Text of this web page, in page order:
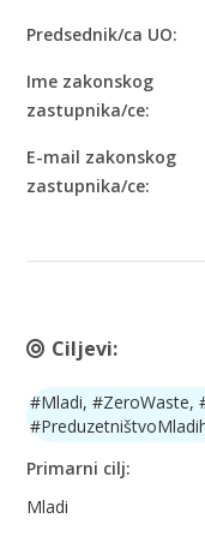
Predsednik/ca UO:
Ime zakonskog
zastupnika/ce:
E-mail zakonskog
zastupnika/ce:
Ciljevi:
#Mladi, #ZeroWaste,
Primarni cilj:
Mladi